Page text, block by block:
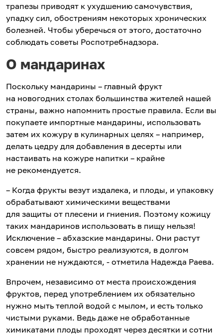
трапезы приводят к ухудшению самочувствия,
упадку сил, обострениям некоторых хронических
болезней. Чтобы уберечься от этого, достаточно
соблюдать советы Роспотребнадзора.
О мандаринах
Поскольку мандарины – главный фрукт
на новогодних столах большинства жителей нашей
страны, важно напомнить простые правила. Если вы
покупаете импортные мандарины, использовать
затем их кожуру в кулинарных целях – например,
делать цедру для добавления в десерты или
настаивать на кожуре напитки – крайне
не рекомендуется.
– Когда фрукты везут издалека, и плоды, и упаковку
обрабатывают химическими веществами
для защиты от плесени и гниения. Поэтому кожицу
таких мандаринов использовать в пищу нельзя!
Исключение – абхазские мандарины. Они растут
совсем рядом, быстро реализуются, в долгом
хранении не нуждаются, - отметила Надежда Раева.
Впрочем, независимо от места происхождения
фруктов, перед употреблением их обязательно
нужно мыть теплой водой с мылом, и есть только
чистыми руками. Ведь даже не обработанные
химикатами плоды проходят через десятки и сотни